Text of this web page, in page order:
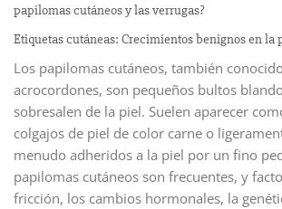
papilomas cutáneos y las verrugas?
Etiquetas cutáneas: Crecimientos benignos en la
Los papilomas cutáneos, también
acrocordones, son pequeños bultos
sobresalen de la piel. Suelen aparecer
colgajos de piel de color carne o
menudo adheridos a la piel por un fino
papilomas cutáneos son frecuentes, y
fricción, los cambios hormonales, la